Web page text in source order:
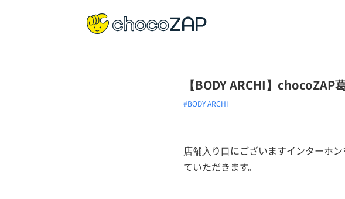
【BODY ARCHI】chocoZAP
#BODY ARCHI
店舗入り口にございますインターホ
ていただきます。